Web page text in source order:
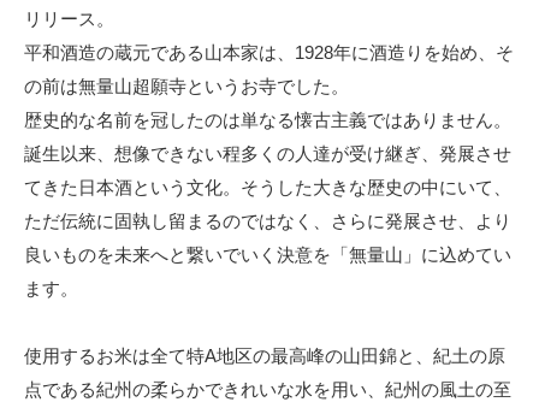
リリース。
平和酒造の蔵元である山本家は、1928年に酒造りを始め、そ
の前は無量山超願寺というお寺でした。
歴史的な名前を冠したのは単なる懐古主義ではありません。
誕生以来、想像できない程多くの人達が受け継ぎ、発展させ
てきた日本酒という文化。そうした大きな歴史の中にいて、
ただ伝統に固執し留まるのではなく、さらに発展させ、より
良いものを未来へと繋いでいく決意を「無量山」に込めてい
ます。
使用するお米は全て特A地区の最高峰の山田錦と、紀土の原
点である紀州の柔らかできれいな水を用い、紀州の風土の至